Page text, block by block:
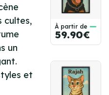
cultes,
un
et
À partir de
59.90€